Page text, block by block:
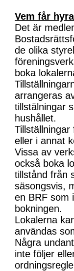
Vem får
Det är
de olika
boka
arrangeras
tillstälningar
hushållet.
eller i annat
Vissa av
också boka
tillstånd från
säsongsvis,
en BRF som
bokningen.
Lokalerna
användas
Några
inte följer